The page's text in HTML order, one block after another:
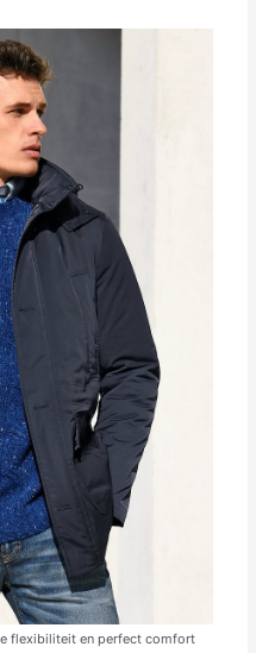
flexibiliteit en perfect comfort